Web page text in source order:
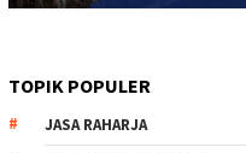
TOPIK POPULER
JASA RAHARJA